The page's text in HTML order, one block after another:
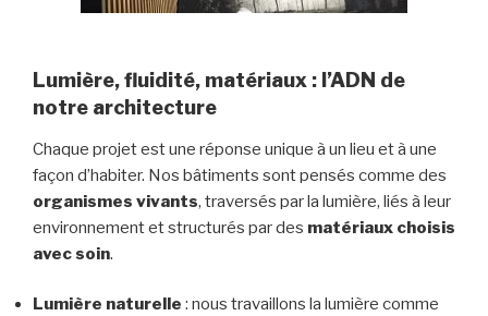
Lumière, fluidité, matériaux : l’ADN de
notre architecture
Chaque projet est une réponse unique à un lieu et à une
façon d’habiter. Nos bâtiments sont pensés comme des
organismes vivants, traversés par la lumière, liés à leur
environnement et structurés par des matériaux choisis
avec soin.
Lumière naturelle : nous travaillons la lumière comme